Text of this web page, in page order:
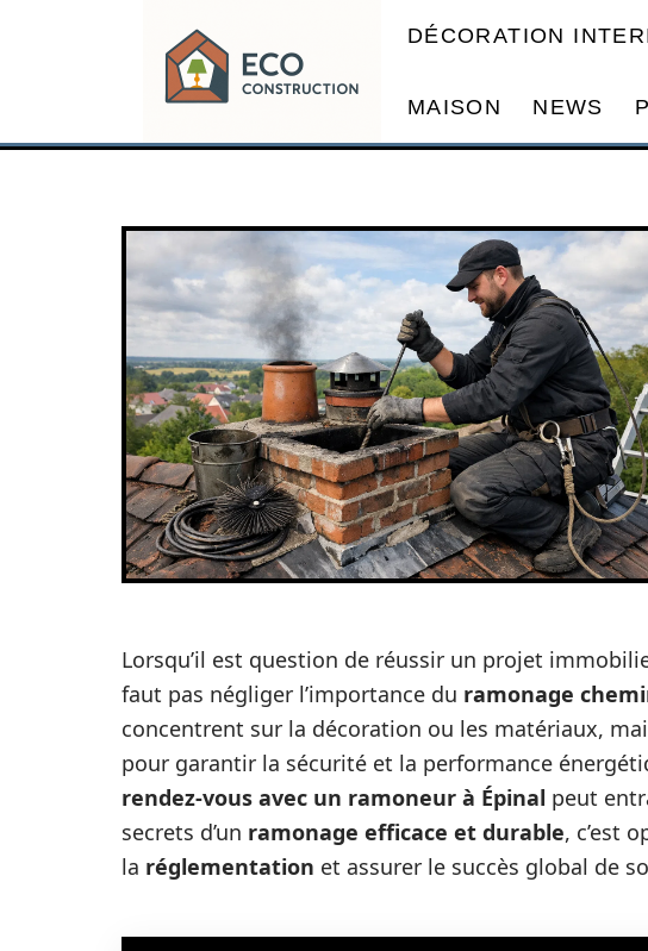
DÉCORATION
MAISON NEWS
Lorsqu’il est question de réussir un projet
faut pas négliger l’importance du ramonage
concentrent sur la décoration ou les matériaux,
pour garantir la sécurité et la performance
rendez-vous avec un ramoneur à Épinal peut
secrets d’un ramonage efficace et durable, c’est
la réglementation et assurer le succès global de